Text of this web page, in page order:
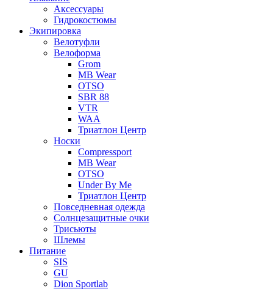
Аксессуары
Гидрокостюмы
Экипировка
Велотуфли
Велоформа
Grom
MB Wear
OTSO
SBR 88
VTR
WAA
Триатлон Центр
Носки
Compressport
MB Wear
OTSO
Under By Me
Триатлон Центр
Повседневная одежда
Солнцезащитные очки
Трисьюты
Шлемы
Питание
SIS
GU
Dion Sportlab